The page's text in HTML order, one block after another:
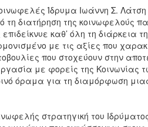
Ίδρυμα Ιωάννη Σ. Λάτση
τη διατήρηση της κοινωφελούς
επιδείκνυε καθ’ όλη τη
με τις αξίες που
που στοχεύουν στην
με φορείς της Κοινωνίας
όραμα για τη διαμόρφωση
στρατηγική του